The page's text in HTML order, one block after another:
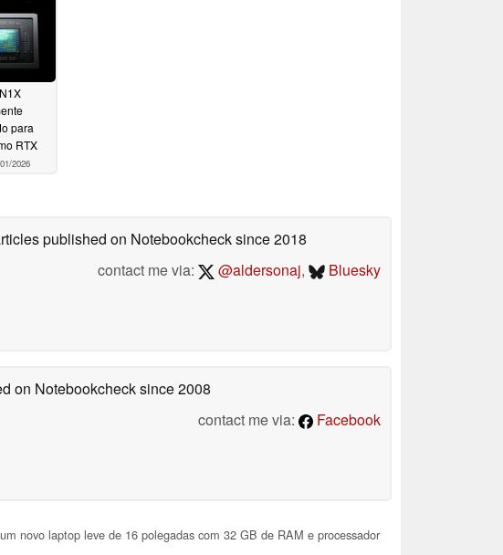
para
RTX
2026
published on Notebookchecksince 2018
contact me via:
@aldersonaj, Bluesky
on Notebookchecksince 2008
contact me via:
Facebook
novo laptop leve de 16 polegadas com 32 GB de RAM e processador